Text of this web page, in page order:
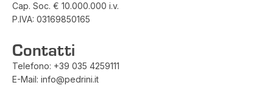
Cap. Soc. € 10.000.000 i.v.
P.IVA: 03169850165
Contatti
Telefono: +39 035 4259111
E-Mail: info@pedrini.it